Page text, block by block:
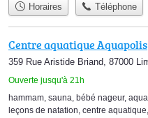
Horaires Téléphone
Centre aquatique Aquapolis
359 Rue Aristide Briand, 87000
Ouverte jusqu'à 21h
hammam, sauna, bébé nageur,
leçons de natation, centre aquatique,